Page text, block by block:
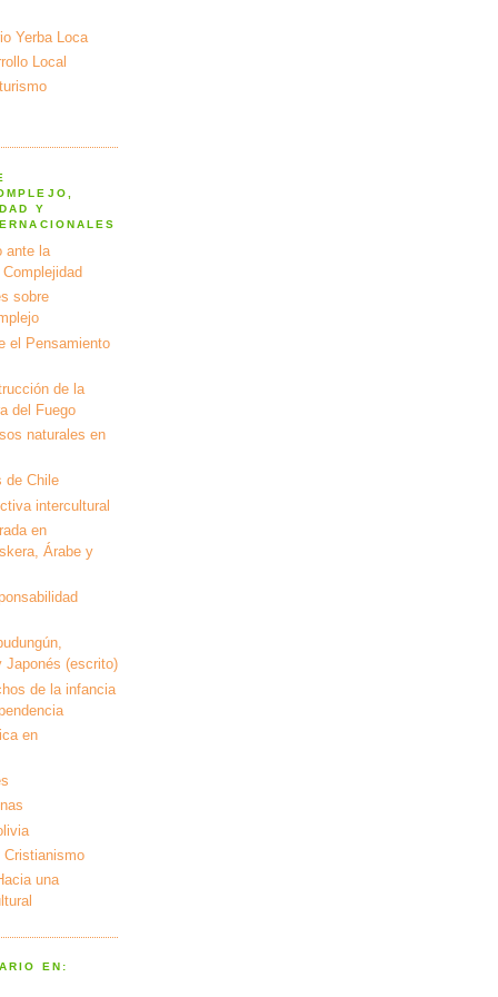
Yerba Loca
Local
Y
ante la
sobre
el Pensamiento
de la
del Fuego
naturales en
de Chile
intercultural
en
Árabe y
Japonés (escrito)
de la infancia
en
Cristianismo
una
EN: